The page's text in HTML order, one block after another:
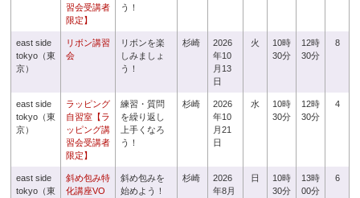
習会受講者
限定】
う！
east side
tokyo（東
京）
リボン講習
会
リボンを楽
しみましょ
う！
杉崎
2026
年10
月13
日
火
10時
30分
12時
30分
8
east side
tokyo（東
京）
ラッピング
自習室【ラ
ッピング講
習会受講者
限定】
練習・質問
を繰り返し
上手くなろ
う！
杉崎
2026
年10
月21
日
水
10時
30分
12時
30分
4
east side
tokyo（東
斜め包み特
化講座VO
斜め包みを
始めよう！
杉崎
2026
年8月
日
10時
30分
13時
00分
6